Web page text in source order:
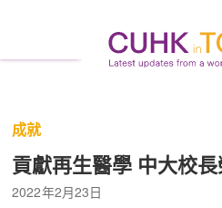
成就
貢獻再生醫學 中大校
2022年2月23日